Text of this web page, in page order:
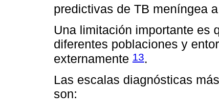
predictivas de TB meníngea
Una limitación importante es
diferentes poblaciones y
externamente 13.
Las escalas diagnósticas
son: